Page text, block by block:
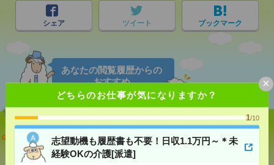
どちらのお仕事が気になりますか？
1/10
志望動機も履歴書も不要！日収1.1万円～＊未
経験OKの介護[派遣]
×
シェア ツイート ブックマーク
あなたの閲覧履歴からの
おすすめ
志望動機も履歴書も不要！日収1.1万円～＊未経験OK
の介護[派遣]